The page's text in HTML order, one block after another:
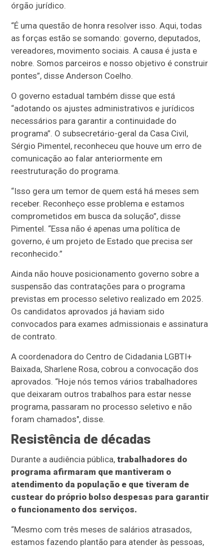
órgão jurídico.
“É uma questão de honra resolver isso. Aqui, todas
as forças estão se somando: governo, deputados,
vereadores, movimento sociais. A causa é justa e
nobre. Somos parceiros e nosso objetivo é construir
pontes”, disse Anderson Coelho.
O governo estadual também disse que está
“adotando os ajustes administrativos e jurídicos
necessários para garantir a continuidade do
programa”. O subsecretário-geral da Casa Civil,
Sérgio Pimentel, reconheceu que houve um erro de
comunicação ao falar anteriormente em
reestruturação do programa.
“Isso gera um temor de quem está há meses sem
receber. Reconheço esse problema e estamos
comprometidos em busca da solução”, disse
Pimentel. “Essa não é apenas uma política de
governo, é um projeto de Estado que precisa ser
reconhecido.”
Ainda não houve posicionamento governo sobre a
suspensão das contratações para o programa
previstas em processo seletivo realizado em 2025.
Os candidatos aprovados já haviam sido
convocados para exames admissionais e assinatura
de contrato.
A coordenadora do Centro de Cidadania LGBTI+
Baixada, Sharlene Rosa, cobrou a convocação dos
aprovados. “Hoje nós temos vários trabalhadores
que deixaram outros trabalhos para estar nesse
programa, passaram no processo seletivo e não
foram chamados", disse.
Resistência de décadas
Durante a audiência pública,trabalhadores do
programa afirmaram que mantiveram o
atendimento da população e que tiveram de
custear do próprio bolso despesas para garantir
o funcionamento dos serviços.
“Mesmo com três meses de salários atrasados,
estamos fazendo plantão para atender às pessoas,